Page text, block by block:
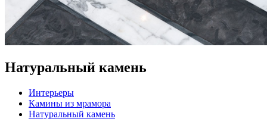
Натуральный камень
Интерьеры
Камины из мрамора
Натуральный камень